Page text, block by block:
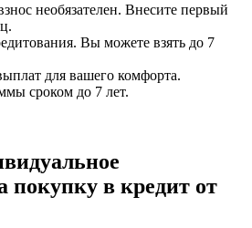
необязателен. Внесите первый
Вы можете взять до 7
для вашего комфорта.
сроком до 7 лет.
покупку в кредит от